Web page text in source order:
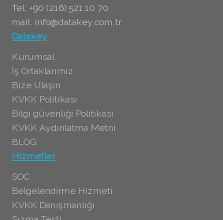
Tel: +90 (216) 521 10 70
mail: info@datakey.com.tr
Datakey
Kurumsal
İş Ortaklarımız
Bize Ulaşın
KVKK Politikası
Bilgi güvenliği Politikası
KVKK Aydınlatma Metni
BLOG
Hizmetler
SOC
Belgelendirme Hizmeti
KVKK Danışmanlığı